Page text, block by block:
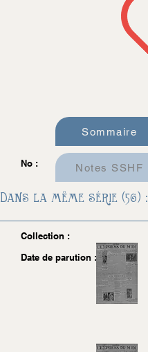
No :
Collection :
Date de parution :
Sommaire
Notes SSHF
Dans la même série (56) :